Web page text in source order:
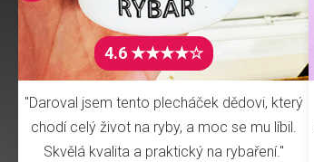
4.6 ★★★★☆
"Daroval jsem tento plecháček dědovi, který
chodí celý život na ryby, a moc se mu líbil.
Skvělá kvalita a praktický na rybaření."